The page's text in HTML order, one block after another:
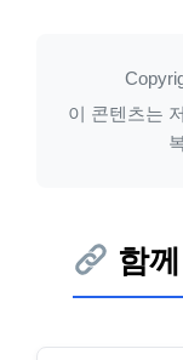
이 콘텐츠는
함